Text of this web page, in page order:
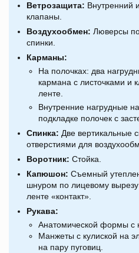
Ветрозащита: Внутренний
клапаны.
Воздухообмен: Люверсы
спинки.
Карманы:
На полочках: два
кармана с листочками и
ленте.
Внутренние нагрудные
подкладке полочек с
Спинка: Две вертикальные
отверстиями для
Воротник: Стойка.
Капюшон: Съемный
шнуром по лицевому
ленте «контакт».
Рукава:
Анатомической формы с
Манжеты с кулиской на
на пару пуговиц.